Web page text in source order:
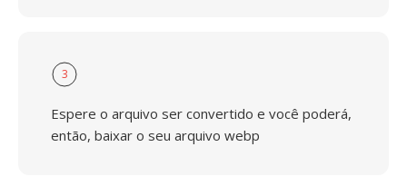
3
Espere o arquivo ser convertido e você poderá,
então, baixar o seu arquivo webp